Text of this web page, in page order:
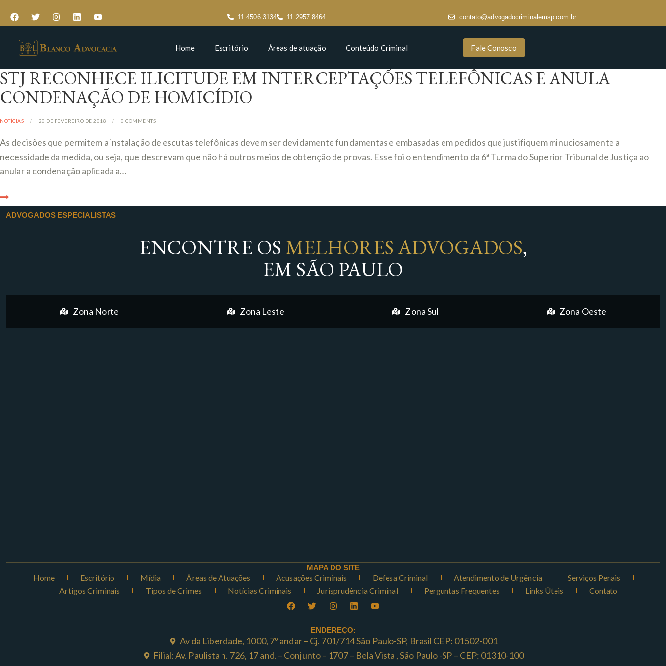
11 4506 3134 11 2957 8464 contato@advogadocriminalemsp.com.br
Home Escritório Áreas de atuação Conteúdo Criminal Fale Conosco
STJ RECONHECE ILICITUDE EM INTERCEPTAÇÕES TELEFÔNICAS E ANULA
CONDENAÇÃO DE HOMICÍDIO
NOTÍCIAS 20 DE FEVEREIRO DE 2018 0 COMMENTS
As decisões que permitem a instalação de escutas telefônicas devem ser devidamente fundamentas e embasadas em pedidos que justifiquem minuciosamente a
necessidade da medida, ou seja, que descrevam que não há outros meios de obtenção de provas. Esse foi o entendimento da 6ª Turma do Superior Tribunal de Justiça ao
anular a condenação aplicada a…
ADVOGADOS ESPECIALISTAS
ENCONTRE OS MELHORES ADVOGADOS,
EM SÃO PAULO
Zona Norte Zona Leste Zona Sul Zona Oeste
MAPA DO SITE
Home Escritório Mídia Áreas de Atuações Acusações Criminais Defesa Criminal Atendimento de Urgência
Serviços Penais
Artigos Criminais
Tipos de Crimes Notícias Criminais Jurisprudência Criminal Perguntas Frequentes Links Úteis Contato
ENDEREÇO:
Av da Liberdade, 1000, 7º andar – Cj. 701/714 São Paulo-SP, Brasil CEP: 01502-001
Filial: Av. Paulista n. 726, 17 and. – Conjunto – 1707 – Bela Vista , São Paulo -SP – CEP: 01310-100